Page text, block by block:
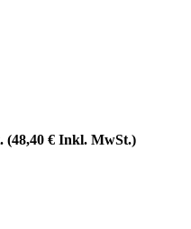
(48,40 € Inkl. MwSt.)